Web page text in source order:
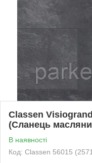
Classen
(Сланець
В наявності
Код: Classen 56015